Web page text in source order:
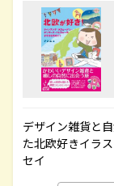
デザイン雑貨と
た北欧好きイラ
セイ